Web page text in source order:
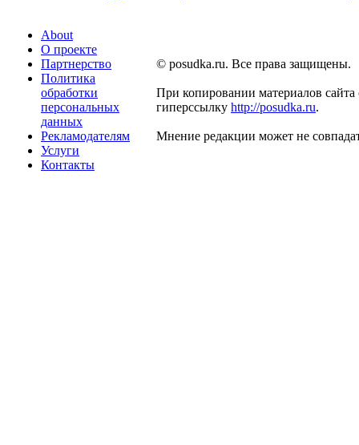
About
О проекте
Партнерство
Политика
обработки
персональных
данных
Рекламодателям
Услуги
Контакты
© posudka.ru. Все права защищены.
При копировании материалов сайта
гиперссылку http://posudka.ru.
Мнение редакции может не